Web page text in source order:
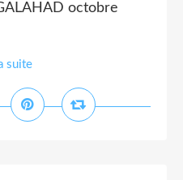
octobre
suite